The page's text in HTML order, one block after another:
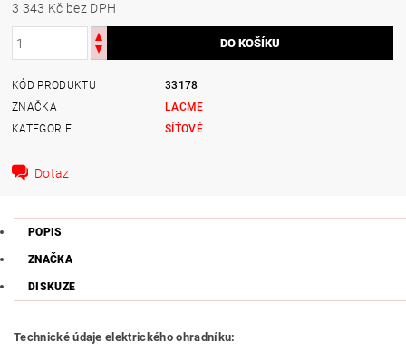
3 343 Kč bez DPH
KÓD PRODUKTU
33178
ZNAČKA
LACME
KATEGORIE
SÍŤOVÉ
Dotaz
POPIS
ZNAČKA
DISKUZE
Technické údaje elektrického ohradníku: